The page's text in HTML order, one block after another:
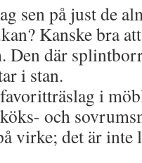
sen på just de
Kanske bra
Den där
i stan.
i
och
virke; det är inte